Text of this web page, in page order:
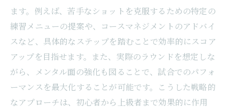
ます。例えば、苦手なショットを克服するための特定の
練習メニューの提案や、コースマネジメントのアドバイ
スなど、具体的なステップを踏むことで効率的にスコア
アップを目指せます。また、実際のラウンドを想定しな
がら、メンタル面の強化も図ることで、試合でのパフォ
ーマンスを最大化することが可能です。こうした戦略的
なアプローチは、初心者から上級者まで効果的に作用